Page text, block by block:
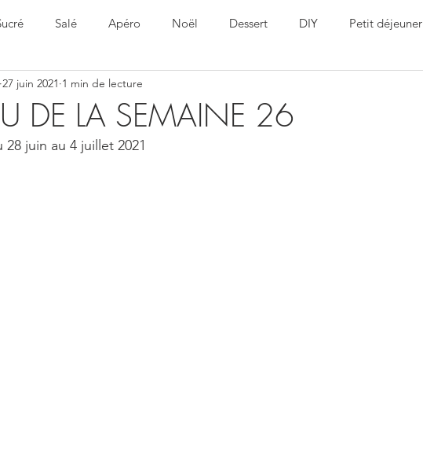
Salé Apéro Noël Dessert DIY Petit déjeuner
la semaine Healthy
DE LA SEMAINE 26
27 juin 2021 1 min de lecture
28 juin au 4 juillet 2021